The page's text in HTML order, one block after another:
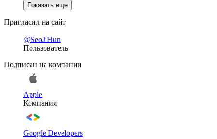
Показать еще
Пригласил на сайт
@SeoJiHun
Пользователь
Подписан на компании
Apple
Компания
Google Developers